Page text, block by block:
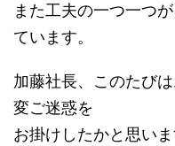
また工夫の一つ一つ
ています。
加藤社長、このたび
変ご迷惑を
お掛けしたかと思い